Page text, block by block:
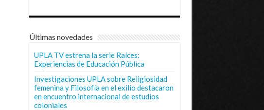
Últimas novedades
UPLA TV estrena la serie Raíces:
Experiencias de Educación Pública
Investigaciones UPLA sobre Religiosidad
femenina y Filosofía en el exilio destacaron
en encuentro internacional de estudios
coloniales